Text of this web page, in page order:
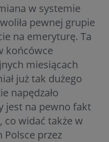
w systemie
pewnej grupie
na emeryturę. Ta
końcówce
miesiącach
już tak dużego
napędzało
jest na pewno fakt
co widać także w
Polsce przez